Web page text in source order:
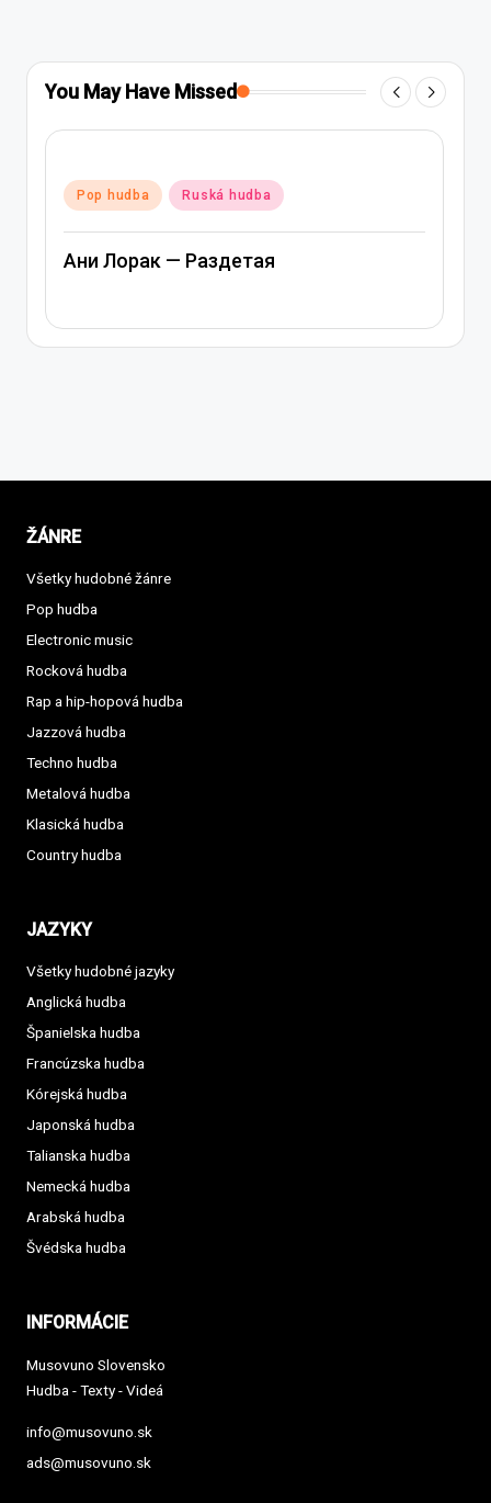
You May Have Missed
Posted
Pop hudba Ruská hudba
Ани Лорак — Раздетая
ŽÁNRE
Všetky hudobné žánre
Pop hudba
Electronic music
Rocková hudba
Rap a hip-hopová hudba
Jazzová hudba
Techno hudba
Metalová hudba
Klasická hudba
Country hudba
JAZYKY
Všetky hudobné jazyky
Anglická hudba
Španielska hudba
Francúzska hudba
Kórejská hudba
Japonská hudba
Talianska hudba
Nemecká hudba
Arabská hudba
Švédska hudba
INFORMÁCIE
Musovuno Slovensko
Hudba - Texty - Videá
info@musovuno.sk
ads@musovuno.sk